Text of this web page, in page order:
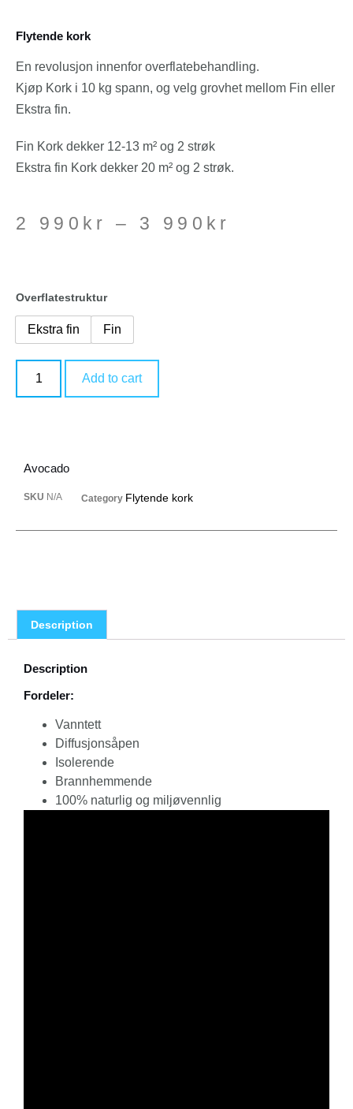
Flytende kork
En revolusjon innenfor overflatebehandling.
Kjøp Kork i 10 kg spann, og velg grovhet mellom Fin eller
Ekstra fin.
Fin Kork dekker 12-13 m² og 2 strøk
Ekstra fin Kork dekker 20 m² og 2 strøk.
2 990 kr – 3 990 kr
Overflatestruktur
Ekstra fin Fin
Add to cart
Avocado
SKU N/A Category Flytende kork
Description
Description
Fordeler:
Vanntett
Diffusjonsåpen
Isolerende
Brannhemmende
100% naturlig og miljøvennlig